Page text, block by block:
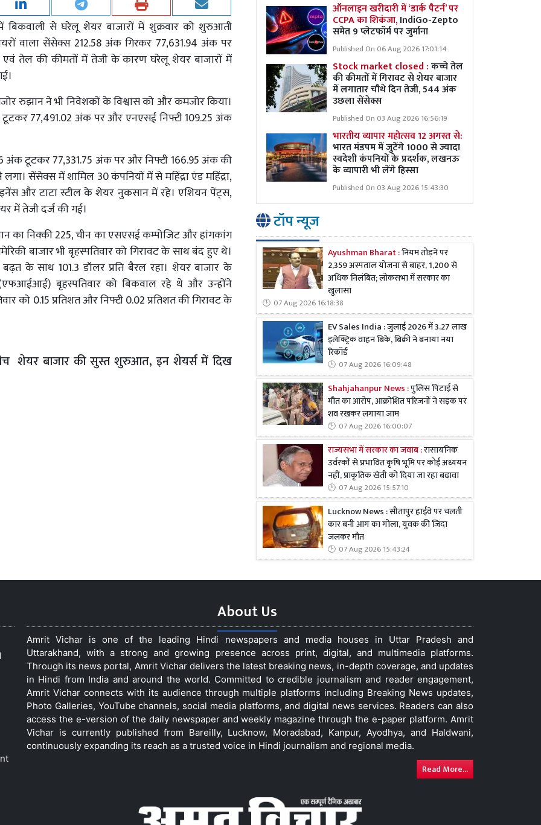
बिकवाली से घरेलू शेयर बाजारों में शुक्रवार को शुरुआती
वाला सेंसेक्स 212.58 अंक गिरकर 77,631.94 अंक पर
एवं तेल की कीमतों में तेजी के कारण घरेलू शेयर बाजारों में
रुझान ने भी निवेशकों के विश्वास को और कमजोर किया।
77,491.02 अंक पर और एनएसई निफ्टी 109.25 अंक
टूटकर 77,331.75 अंक पर और निफ्टी 166.95 अंक की
सेंसेक्स में शामिल 30 कंपनियों में से महिंद्रा एंड महिंद्रा,
और टाटा स्टील के शेयर नुकसान में रहे। एशियन पेंट्स,
में तेजी दर्ज की गई।
का निक्की 225, चीन का एसएसई कम्पोजिट और हांगकांग
बाजार भी बृहस्पतिवार को गिरावट के साथ बंद हुए थे।
बढ़त के साथ 101.3 डॉलर प्रति बैरल रहा। शेयर बाजार के
बृहस्पतिवार को बिकवाल रहे थे और उन्होंने
0.15 प्रतिशत और निफ्टी 0.02 प्रतिशत की गिरावट के
शेयर बाजार की सुस्त शुरुआत, इन शेयर्स में दिख
ऑनलाइन खरीदारी में ‘डार्क पैटर्न’ पर
CCPA का शिकंजा,IndiGo-Zepto
समेत 9 प्लेटफॉर्म पर जुर्माना
Published On 06 Aug 2026 17:01:14
Stock market closed :कच्चे तेल
की कीमतों में गिरावट से शेयर बाजार
में लगातार चौथे दिन तेजी, 544 अंक
उछला सेंसेक्स
Published On 03 Aug 2026 16:56:19
भारतीय व्यापार महोत्सव 12 अगस्त से:
भारत मंडपम में जुटेंगे 1000 से ज्यादा
स्वदेशी कंपनियों के प्रदर्शक, लखनऊ
के व्यापारी भी लेंगे हिस्सा
Published On 03 Aug 2026 15:43:30
टॉप न्यूज
Ayushman Bharat :नियम तोड़ने पर
2,359 अस्पताल योजना से बाहर, 1,200 से
अधिक निलंबित; लोकसभा में सरकार का
खुलासा
07 Aug 2026 16:18:38
EV Sales India : जुलाई 2026 में 3.27 लाख
इलेक्ट्रिक वाहन बिके, बिक्री ने बनाया नया
रिकॉर्ड
07 Aug 2026 16:09:48
Shahjahanpur News :पुलिस पिटाई से
मौत का आरोप, आक्रोशित परिजनों ने सड़क पर
शव रखकर लगाया जाम
07 Aug 2026 16:00:07
राज्यसभा में सरकार का जवाब :रासायनिक
उर्वरकों से प्रभावित कृषि भूमि पर कोई अध्ययन
नहीं, प्राकृतिक खेती को दिया जा रहा बढ़ावा
07 Aug 2026 15:57:10
Lucknow News : सीतापुर हाईवे पर चलती
कार बनी आग का गोला, युवक की जिंदा
जलकर मौत
07 Aug 2026 15:43:24
About Us
Amrit Vichar is one of the leading Hindi newspapers and media houses in Uttar Pradesh and
Uttarakhand, with a strong and growing presence across print, digital, and multimedia platforms.
Through its news portal, Amrit Vichar delivers the latest breaking news, in-depth coverage, and updates
in Hindi from India and around the world. Committed to credible journalism and reader engagement,
Amrit Vichar connects with its audience through multiple platforms including Breaking News updates,
Photo Galleries, YouTube channels, social media platforms, and digital news services. Readers can also
access the e-version of the daily newspaper and weekly magazine through the e-paper platform. Amrit
Vichar is currently published from Bareilly, Lucknow, Moradabad, Kanpur, Ayodhya, and Haldwani,
continuously expanding its reach as a trusted voice in Hindi journalism and regional media.
Read More...